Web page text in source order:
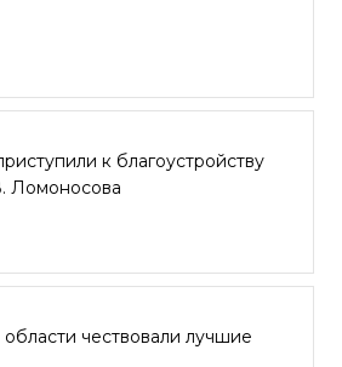
к благоустройству
Ломоносова
чествовали лучшие